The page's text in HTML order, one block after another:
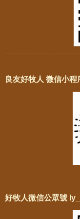
良友好牧人 微信小程
好牧人微信公眾號